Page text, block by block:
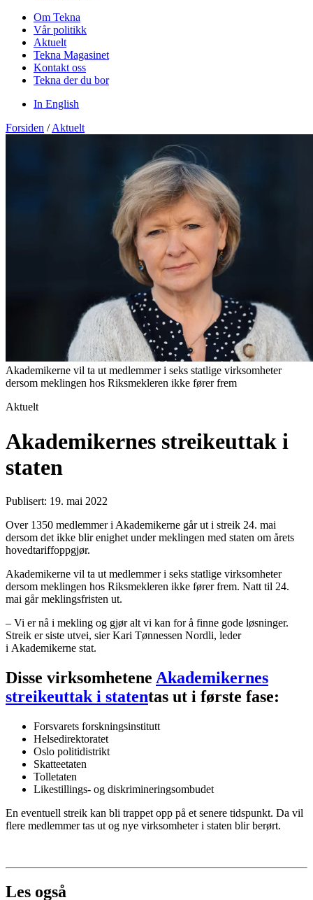
Om Tekna
Vår politikk
Aktuelt
Tekna Magasinet
Kontakt oss
Tekna der du bor
In English
Forsiden / Aktuelt
Akademikerne vil ta ut medlemmer i seks statlige virksomheter
dersom meklingen hos Riksmekleren ikke fører frem
Aktuelt
Akademikernes streikeuttak i
staten
Publisert: 19. mai 2022
Over 1350 medlemmer i Akademikerne går ut i streik 24. mai
dersom det ikke blir enighet under meklingen med staten om årets
hovedtariffoppgjør.
Akademikerne vil ta ut medlemmer i seks statlige virksomheter
dersom meklingen hos Riksmekleren ikke fører frem. Natt til 24.
mai går meklingsfristen ut.
– Vi er nå i mekling og gjør alt vi kan for å finne gode løsninger.
Streik er siste utvei, sier Kari Tønnessen Nordli, leder
i Akademikerne stat.
Disse virksomhetene Akademikernes
streikeuttak i statentas ut i første fase:
Forsvarets forskningsinstitutt
Helsedirektoratet
Oslo politidistrikt
Skatteetaten
Tolletaten
Likestillings- og diskrimineringsombudet
En eventuell streik kan bli trappet opp på et senere tidspunkt. Da vil
flere medlemmer tas ut og nye virksomheter i staten blir berørt.
Les også